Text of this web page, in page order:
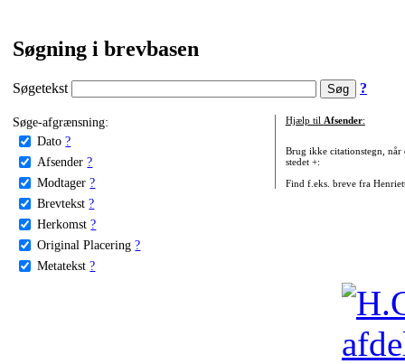
Søgning i brevbasen
Søgetekst ?
Søge-afgrænsning:
Dato ?
Afsender ?
Modtager ?
Brevtekst ?
Herkomst ?
Original Placering ?
Metatekst ?
Hjælp til Afsender:
Brug ikke citationstegn, når
stedet +:
Find f.eks. breve fra